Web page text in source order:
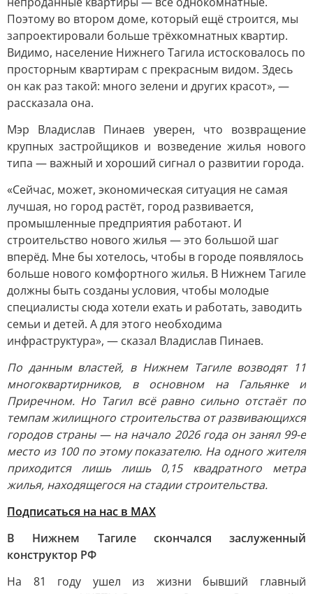
Поэтому во втором доме, который ещё строится, мы
запроектировали больше трёхкомнатных квартир.
Видимо, население Нижнего Тагила истосковалось по
просторным квартирам с прекрасным видом. Здесь
он как раз такой: много зелени и других красот», —
рассказала она.
Мэр Владислав Пинаев уверен, что возвращение
крупных застройщиков и возведение жилья нового
типа — важный и хороший сигнал о развитии города.
«Сейчас, может, экономическая ситуация не самая
лучшая, но город растёт, город развивается,
промышленные предприятия работают. И
строительство нового жилья — это большой шаг
вперёд. Мне бы хотелось, чтобы в городе появлялось
больше нового комфортного жилья. В Нижнем Тагиле
должны быть созданы условия, чтобы молодые
специалисты сюда хотели ехать и работать, заводить
семьи и детей. А для этого необходима
инфраструктура», — сказал Владислав Пинаев.
По данным властей, в Нижнем Тагиле возводят 11
многоквартирников, в основном на Гальянке и
Приречном. Но Тагил всё равно сильно отстаёт по
темпам жилищного строительства от развивающихся
городов страны — на начало 2026 года он занял 99-е
место из 100 по этому показателю. На одного жителя
приходится лишь лишь 0,15 квадратного метра
жилья, находящегося на стадии строительства.
Подписаться на нас в MAX
В Нижнем Тагиле скончался заслуженный
конструктор РФ
На 81 году ушел из жизни бывший главный